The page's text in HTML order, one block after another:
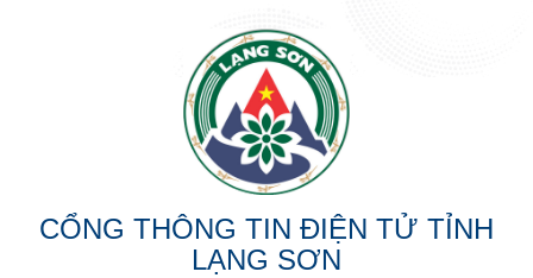
CỔNG THÔNG TIN ĐIỆN TỬ TỈNH
LẠNG SƠN